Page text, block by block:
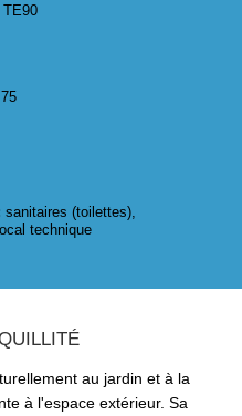
TE90
sanitaires (toilettes),
technique
au jardin et à la
à l'espace extérieur. Sa